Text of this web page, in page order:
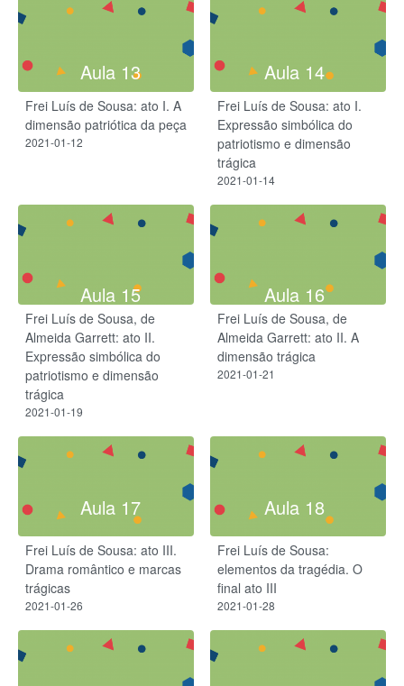
Aula 13
Frei Luís de Sousa: ato I. A
dimensão patriótica da peça
2021-01-12
Aula 14
Frei Luís de Sousa: ato I.
Expressão simbólica do
patriotismo e dimensão
trágica
2021-01-14
Aula 15
Frei Luís de Sousa, de
Almeida Garrett: ato II.
Expressão simbólica do
patriotismo e dimensão
trágica
2021-01-19
Aula 16
Frei Luís de Sousa, de
Almeida Garrett: ato II. A
dimensão trágica
2021-01-21
Aula 17
Frei Luís de Sousa: ato III.
Drama romântico e marcas
trágicas
2021-01-26
Aula 18
Frei Luís de Sousa:
elementos da tragédia. O
final ato III
2021-01-28